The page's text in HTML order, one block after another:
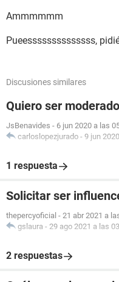
Ammmmmm
Pueessssssssssssss,
Discusiones similares
Quiero ser
JsBenavides - 6 jun 2020 a las
carloslopezjurado - 9 jun
1 respuesta
Solicitar ser
thepercyoficial - 21 abr 2021 a
gslaura - 29 ago 2021 a las
2 respuestas